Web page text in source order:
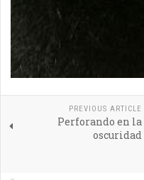
PREVIOUS ARTICLE
Perforando en la
oscuridad